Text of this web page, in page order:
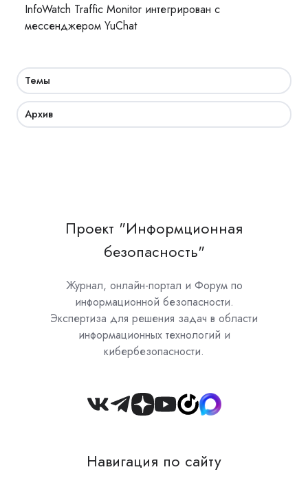
InfoWatch Traffic Monitor интегрирован с
мессенджером YuChat
Темы
Архив
Проект "Информционная
безопасность"
Журнал, онлайн-портал и Форум по
информационной безопасности.
Экспертиза для решения задач в области
информационных технологий и
кибербезопасности.
Join
Slack
Навигация по сайту